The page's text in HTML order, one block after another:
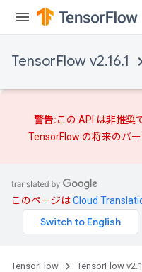
TensorFlow v2.16.1
警告:この API は非推奨
TensorFlow の将来のバ
このページはCloud
TensorFlow TensorFlow